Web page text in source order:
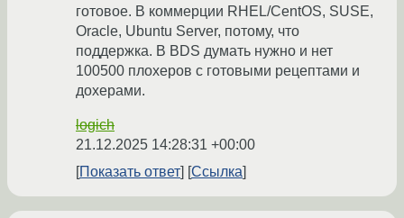
готовое. В коммерции RHEL/CentOS, SUSE,
Oracle, Ubuntu Server, потому, что
поддержка. В BDS думать нужно и нет
100500 плохеров с готовыми рецептами и
дохерами.
logich
21.12.2025 14:28:31 +00:00
Показать ответ
Ссылка